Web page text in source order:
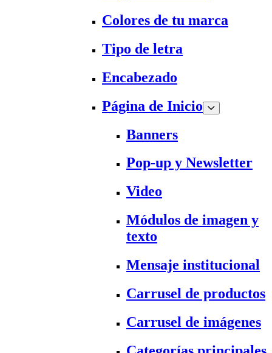
Colores de tu marca
Tipo de letra
Encabezado
Página de Inicio
Banners
Pop-up y Newsletter
Video
Módulos de imagen y
texto
Mensaje institucional
Carrusel de productos
Carrusel de imágenes